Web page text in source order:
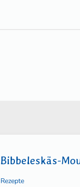
Bibbeleskäs-
Rezepte